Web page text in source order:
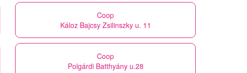
Coop
Káloz Bajcsy Zsilinszky u. 11
Coop
Polgárdi Batthyány u.28